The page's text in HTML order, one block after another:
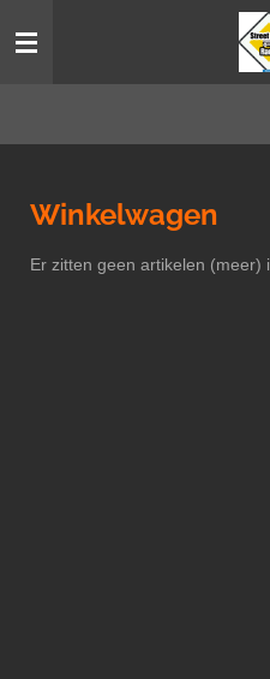
direct
Winkelwagen
Er zitten geen artikelen (meer)